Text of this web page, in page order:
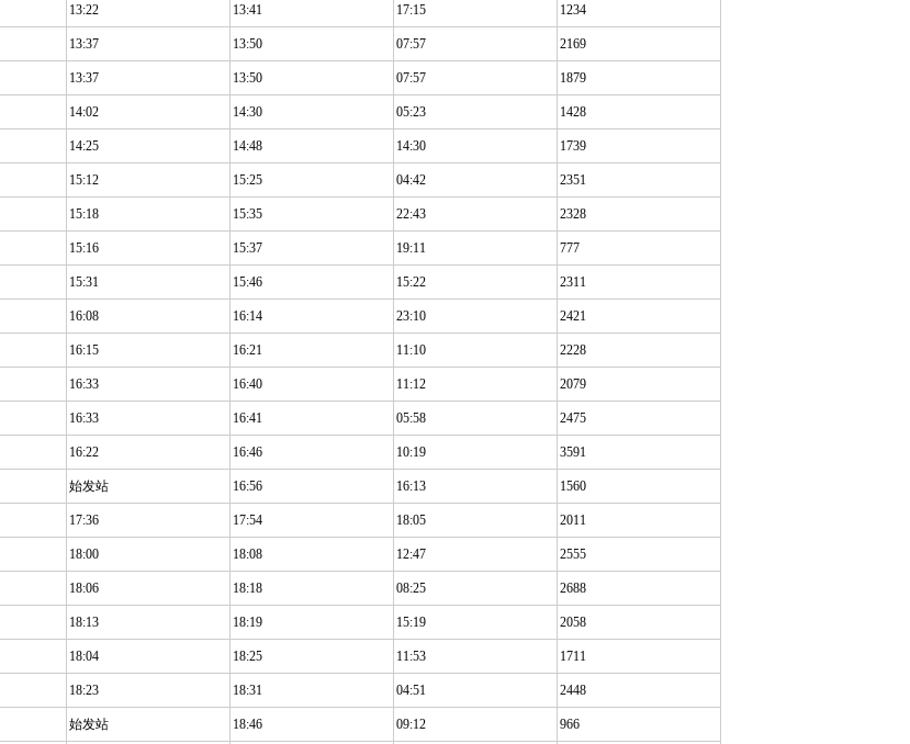
13:22 13:41 17:15 1234
13:37 13:50 07:57 2169
13:37 13:50 07:57 1879
14:02 14:30 05:23 1428
14:25 14:48 14:30 1739
15:12 15:25 04:42 2351
15:18 15:35 22:43 2328
15:16 15:37 19:11 777
15:31 15:46 15:22 2311
16:08 16:14 23:10 2421
16:15 16:21 11:10 2228
16:33 16:40 11:12 2079
16:33 16:41 05:58 2475
16:22 16:46 10:19 3591
始发站 16:56 16:13 1560
17:36 17:54 18:05 2011
18:00 18:08 12:47 2555
18:06 18:18 08:25 2688
18:13 18:19 15:19 2058
18:04 18:25 11:53 1711
18:23 18:31 04:51 2448
始发站 18:46 09:12 966